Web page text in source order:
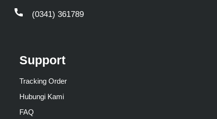
(0341) 361789
Support
Tracking Order
Hubungi Kami
FAQ